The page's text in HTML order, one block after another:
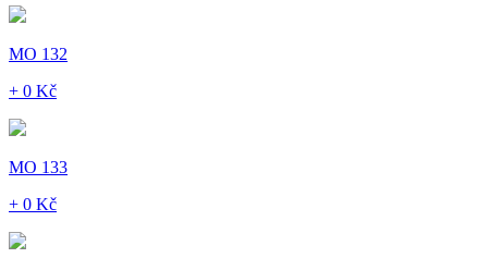
MO 132
+ 0 Kč
MO 133
+ 0 Kč